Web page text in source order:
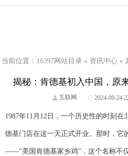
当前位置： 16397网站目录 » 资讯中心 »
揭秘：肯德基初入中国，原
互联网 2024-09-24
1987年11月12日，一个历史性的时刻
德基门店在这一天正式开业。那时，它
——“美国肯德基家乡鸡”，这个名称不